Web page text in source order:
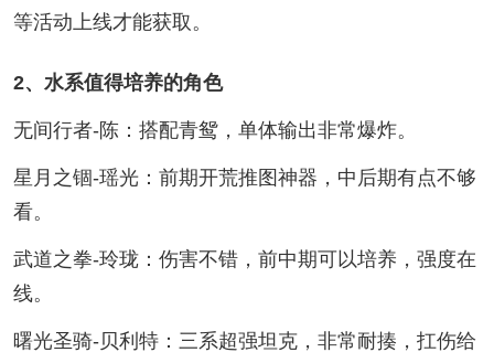
等活动上线才能获取。
2、水系值得培养的角色
无间行者-陈：搭配青鸳，单体输出非常爆炸。
星月之锢-瑶光：前期开荒推图神器，中后期有点不够
看。
武道之拳-玲珑：伤害不错，前中期可以培养，强度在
线。
曙光圣骑-贝利特：三系超强坦克，非常耐揍，扛伤给